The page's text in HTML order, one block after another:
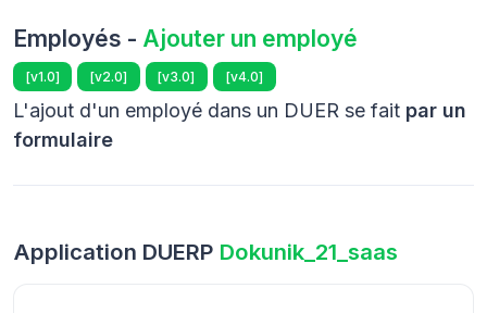
Employés - Ajouter un employé
[v1.0] [v2.0] [v3.0] [v4.0]
L'ajout d'un employé dans un DUER se fait par un
formulaire
Application DUERP Dokunik_21_saas